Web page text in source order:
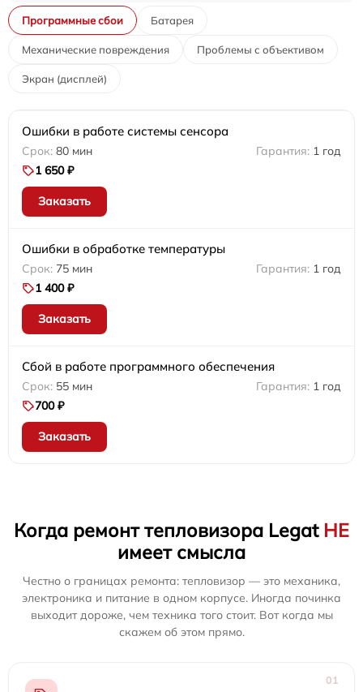
Программные сбои Батарея
Механические повреждения Проблемы с объективом
Экран (дисплей)
Ошибки в работе системы сенсора
80 мин
1 год
1 650 ₽
Заказать
Ошибки в обработке температуры
75 мин
1 год
1 400 ₽
Заказать
Сбой в работе программного обеспечения
55 мин
1 год
700 ₽
Заказать
Когда ремонт тепловизора Legat НЕ
имеет смысла
Честно о границах ремонта: тепловизор — это механика,
электроника и питание в одном корпусе. Иногда починка
выходит дороже, чем техника того стоит. Вот когда мы
скажем об этом прямо.
01